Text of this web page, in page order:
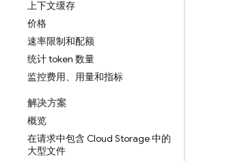
上下文缓存
价格
速率限制和配额
统计 token 数量
监控费用、用量和指标
解决方案
概览
在请求中包含 Cloud Storage 中的
大型文件